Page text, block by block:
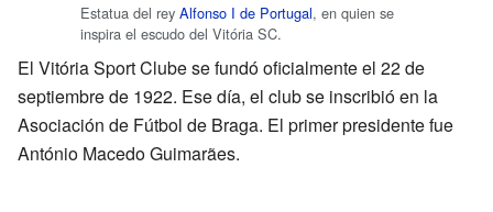
Estatua del rey Alfonso I de Portugal, en quien se
inspira el escudo del Vitória SC.
El Vitória Sport Clube se fundó oficialmente el 22 de
septiembre de 1922. Ese día, el club se inscribió en la
Asociación de Fútbol de Braga. El primer presidente fue
António Macedo Guimarães.